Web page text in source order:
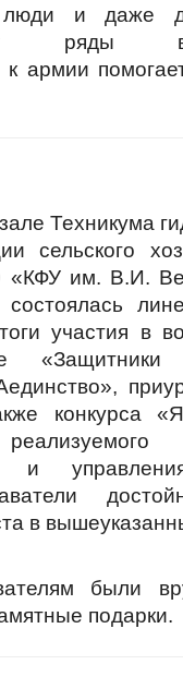
и даже
ряды
армии
Техникума
сельского
им. В.И.
состоялась
участия в
«Защитники
единство»,
конкурса
и
в
были
подарки.